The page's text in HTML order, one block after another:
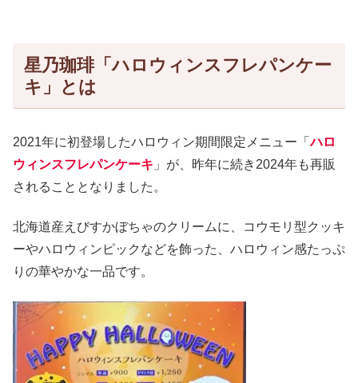
星乃珈琲「ハロウィンスフレパンケー
キ」とは
2021年に初登場したハロウィン期間限定メニュー「ハロ
ウィンスフレパンケーキ 」が、昨年に続き2024年も再販
されることとなりました。
北海道産えびすかぼちゃのクリームに、コウモリ型クッキ
ーやハロウィンピックなどを飾った、ハロウィン感たっぷ
りの華やかな一品です。